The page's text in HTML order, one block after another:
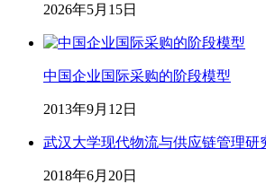
2026年5月15日
中国企业国际采购的阶段模型
2013年9月12日
武汉大学现代物流与供应链管理研
2018年6月20日